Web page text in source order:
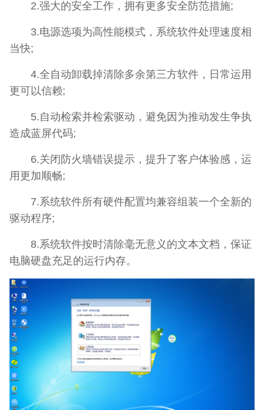
2.强大的安全工作，拥有更多安全防范措施;
3.电源选项为高性能模式，系统软件处理速度相
当快;
4.全自动卸载掉清除多余第三方软件，日常运用
更可以信赖;
5.自动检索并检索驱动，避免因为推动发生争执
造成蓝屏代码;
6.关闭防火墙错误提示，提升了客户体验感，运
用更加顺畅;
7.系统软件所有硬件配置均兼容组装一个全新的
驱动程序;
8.系统软件按时清除毫无意义的文本文档，保证
电脑硬盘充足的运行内存。